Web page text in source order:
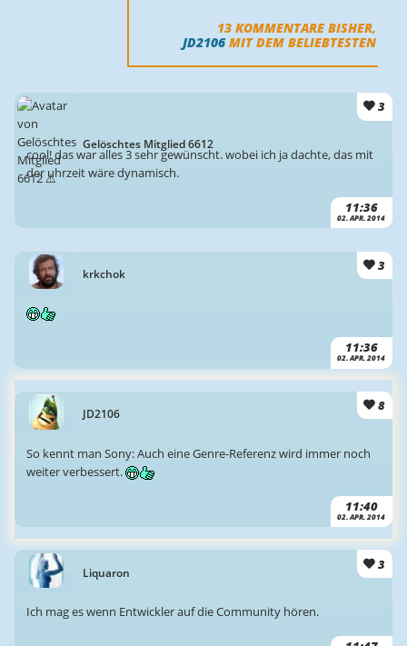
13 KOMMENTARE BISHER,
JD2106 MIT DEM BELIEBTESTEN
Gelöschtes Mitglied 6612
3
11:36
02. APR. 2014
cool! das war alles 3 sehr gewünscht. wobei ich ja dachte, das mit
der uhrzeit wäre dynamisch.
krkchok
3
11:36
02. APR. 2014
JD2106
8
11:40
02. APR. 2014
So kennt man Sony: Auch eine Genre-Referenz wird immer noch
weiter verbessert.
Liquaron
3
Ich mag es wenn Entwickler auf die Community hören.